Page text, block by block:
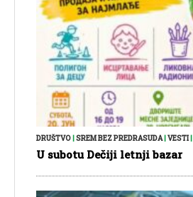
DRUŠTVO|SREM BEZ PREDRASUDA|VESTI|
U subotu Dečiji letnji bazar